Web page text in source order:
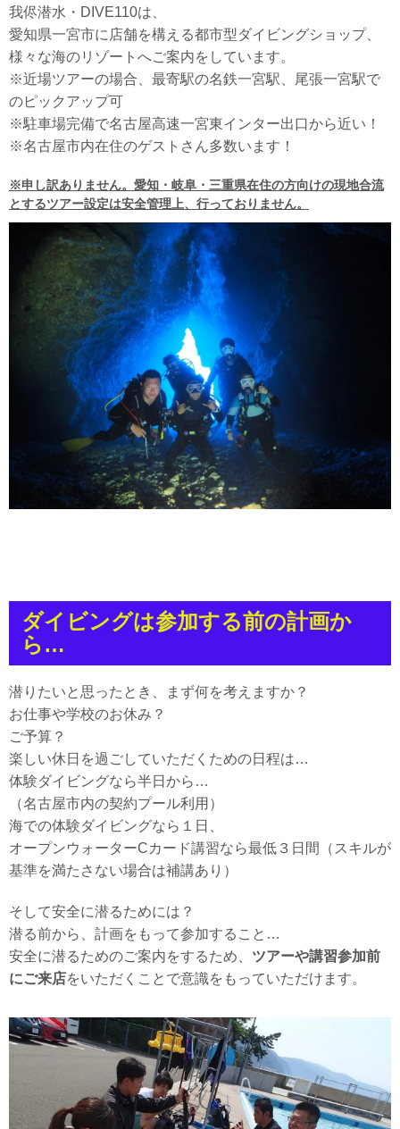
我侭潜水・DIVE110は、
愛知県一宮市に店舗を構える都市型ダイビングショップ、
様々な海のリゾートへご案内をしています。
※近場ツアーの場合、最寄駅の名鉄一宮駅、尾張一宮駅で
のピックアップ可
※駐車場完備で名古屋高速一宮東インター出口から近い！
※名古屋市内在住のゲストさん多数います！
※申し訳ありません。愛知・岐阜・三重県在住の方向けの現地合流
とするツアー設定は安全管理上、行っておりません。
ダイビングは参加する前の計画か
ら…
潜りたいと思ったとき、まず何を考えますか？
お仕事や学校のお休み？
ご予算？
楽しい休日を過ごしていただくための日程は…
体験ダイビングなら半日から…
（名古屋市内の契約プール利用）
海での体験ダイビングなら１日、
オープンウォーターCカード講習なら最低３日間（スキルが
基準を満たさない場合は補講あり）
そして安全に潜るためには？
潜る前から、計画をもって参加すること…
安全に潜るためのご案内をするため、 ツアーや講習参加前
にご来店をいただくことで意識をもっていただけます。